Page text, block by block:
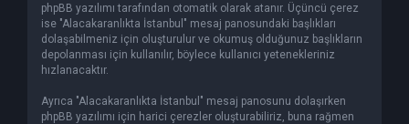
phpBB yazılımı tarafından otomatik olarak atanır. Üçüncü çerez
ise "Alacakaranlıkta İstanbul" mesaj panosundaki başlıkları
dolaşabilmeniz için oluşturulur ve okumuş olduğunuz başlıkların
depolanması için kullanılır, böylece kullanıcı yetenekleriniz
hızlanacaktır.
Ayrıca "Alacakaranlıkta İstanbul" mesaj panosunu dolaşırken
phpBB yazılımı için harici çerezler oluşturabiliriz, buna rağmen